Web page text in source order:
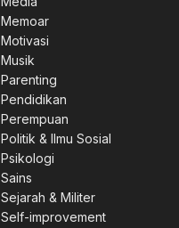
Memoar
Motivasi
Musik
Parenting
Pendidikan
Perempuan
Politik & Ilmu Sosial
Psikologi
Sains
Sejarah & Militer
Self-improvement